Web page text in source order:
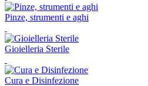
Pinze, strumenti e aghi
Gioielleria Sterile
Cura e Disinfezione